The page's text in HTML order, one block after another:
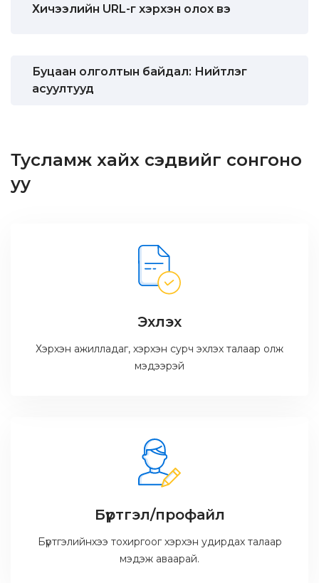
Хичээлийн URL-г хэрхэн олох вэ
Буцаан олголтын байдал: Нийтлэг
асуултууд
Тусламж хайх сэдвийг сонгоно
уу
Эхлэх
Хэрхэн ажилладаг, хэрхэн сурч эхлэх талаар олж
мэдээрэй
Бүртгэл/профайл
Бүртгэлийнхээ тохиргоог хэрхэн удирдах талаар
мэдэж аваарай.